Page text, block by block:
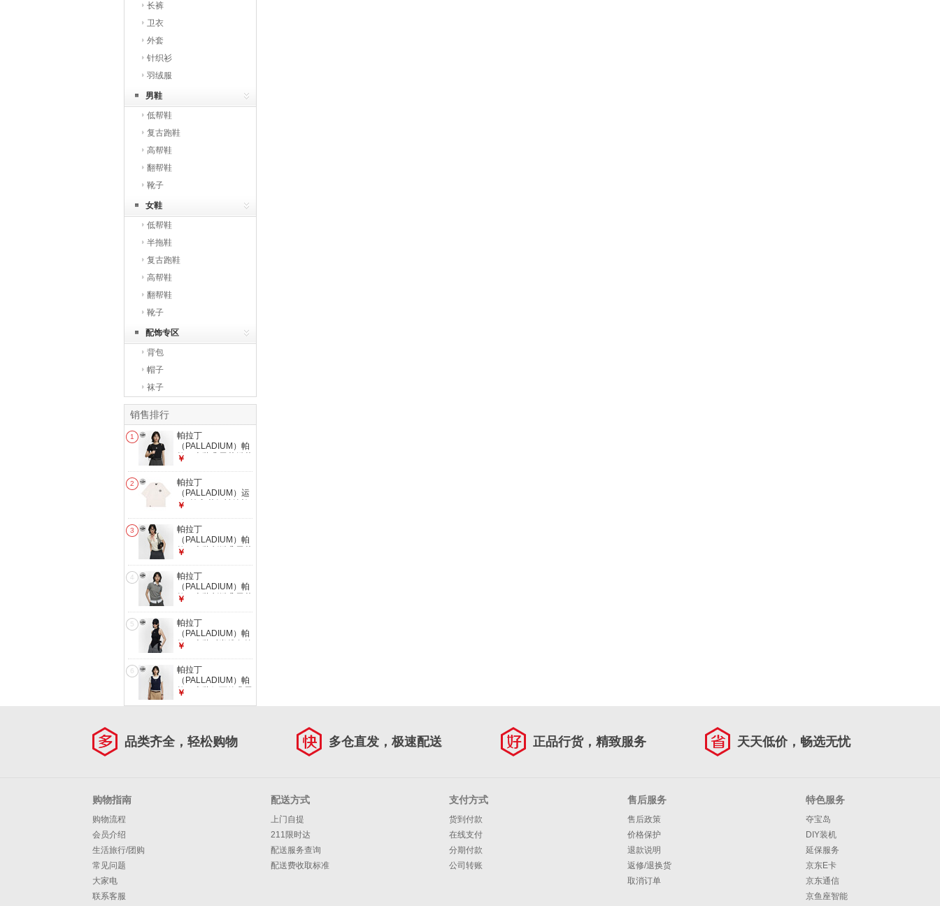
长裤
卫衣
外套
针织衫
羽绒服
男鞋
低帮鞋
复古跑鞋
高帮鞋
翻帮鞋
靴子
女鞋
低帮鞋
半拖鞋
复古跑鞋
高帮鞋
翻帮鞋
靴子
配饰专区
背包
帽子
袜子
销售排行
1
帕拉丁
（PALLADIUM）帕
拉丁上装鸢尾花绣花
1914577 铅黑色 M
￥
2
帕拉丁
（PALLADIUM）运
动T恤印花短袖纯棉t
服短袖 178011
178011-232-香草冰
色 M
￥
3
帕拉丁
（PALLADIUM）帕
拉丁上装刺绣鸢尾花
1913899 香草冰色
XL
￥
4
帕拉丁
（PALLADIUM）帕
拉丁上装刺绣鸢尾花
1913899 鲨鱼灰 L
￥
5
帕拉丁
（PALLADIUM）帕
拉丁上装时尚线条简
1913902 铅黑色 XL
￥
6
帕拉丁
（PALLADIUM）帕
拉丁上装假两件鸢尾
￥
品类齐全，轻松购物 多仓直发，极速配送 正品行货，精致服务 天天低价，畅选无忧
购物指南
购物流程
会员介绍
生活旅行/团购
常见问题
大家电
联系客服
配送方式
上门自提
211限时达
配送服务查询
配送费收取标准
支付方式
货到付款
在线支付
分期付款
公司转账
售后服务
售后政策
价格保护
退款说明
返修/退换货
取消订单
特色服务
夺宝岛
DIY装机
延保服务
京东E卡
京东通信
京鱼座智能